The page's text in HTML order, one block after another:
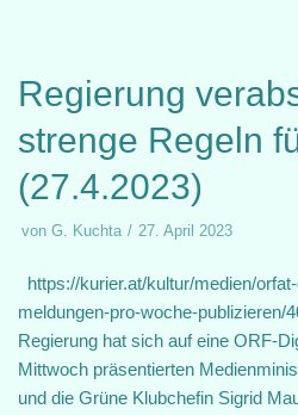
Regierung
strenge Regeln
(27.4.2023)
von G. Kuchta 27. April 2023
https://kurier.at/kultur/medien/
meldungen-pro-woche-publizieren/
Regierung hat sich auf eine ORF-
Mittwoch präsentierten
und die Grüne Klubchefin Sigrid